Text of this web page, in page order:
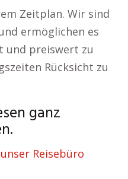
Zeitplan. Wir sind
ermöglichen es
und preiswert zu
Rücksicht zu
ganz
Reisebüro